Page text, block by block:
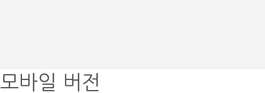
모바일 버전